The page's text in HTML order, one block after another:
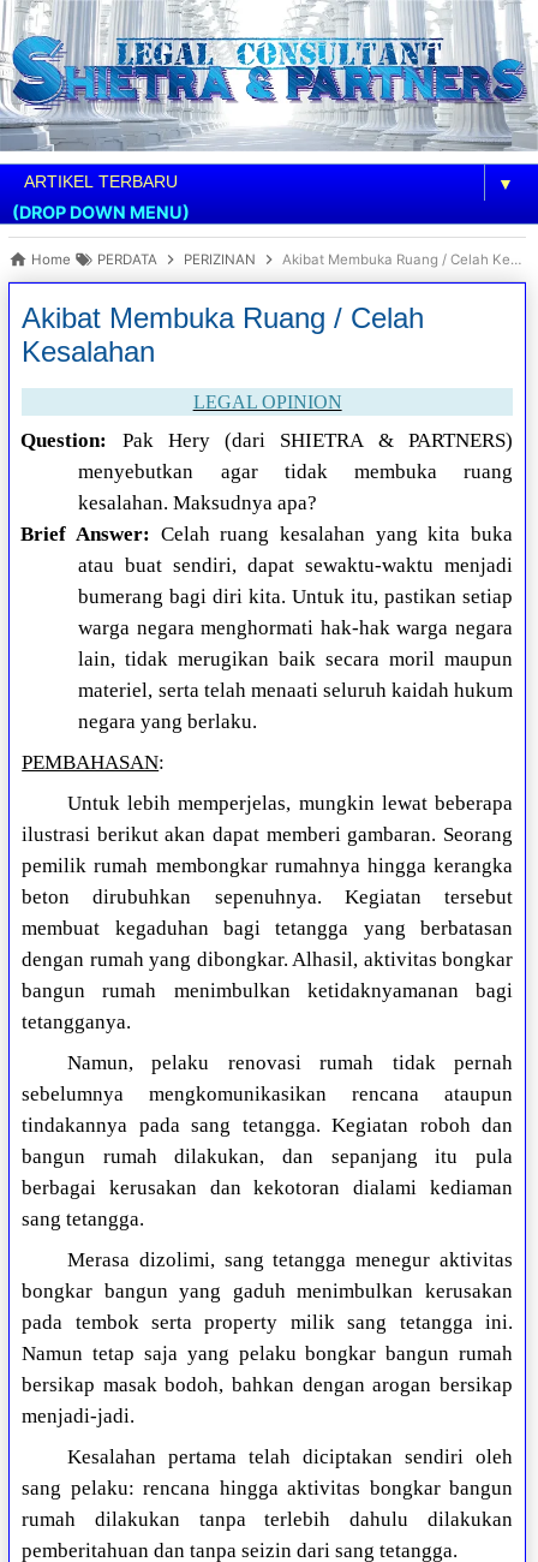
▼
(DROP DOWN MENU)
Home PERDATA PERIZINAN Akibat Membuka Ruang / Celah Kesalahan
Akibat Membuka Ruang / Celah
Kesalahan
LEGAL OPINION
Question:
Pak Hery (dari SHIETRA & PARTNERS)
menyebutkan agar tidak membuka ruang
kesalahan. Maksudnya apa?
Brief Answer: Celah ruang kesalahan yang kita buka
atau buat sendiri, dapat sewaktu-waktu menjadi
bumerang bagi diri kita. Untuk itu, pastikan setiap
warga negara menghormati hak-hak warga negara
lain, tidak merugikan baik secara moril maupun
materiel, serta telah menaati seluruh kaidah hukum
negara yang berlaku.
PEMBAHASAN:
Untuk lebih memperjelas, mungkin lewat beberapa
ilustrasi berikut akan dapat memberi gambaran. Seorang
pemilik rumah membongkar rumahnya hingga kerangka
beton dirubuhkan sepenuhnya. Kegiatan tersebut
membuat kegaduhan bagi tetangga yang berbatasan
dengan rumah yang dibongkar. Alhasil, aktivitas bongkar
bangun rumah menimbulkan ketidaknyamanan bagi
tetangganya.
Namun, pelaku renovasi rumah tidak pernah
sebelumnya mengkomunikasikan rencana ataupun
tindakannya pada sang tetangga. Kegiatan roboh dan
bangun rumah dilakukan, dan sepanjang itu pula
berbagai kerusakan dan kekotoran dialami kediaman
sang tetangga.
Merasa dizolimi, sang tetangga menegur aktivitas
bongkar bangun yang gaduh menimbulkan kerusakan
pada tembok serta property milik sang tetangga ini.
Namun tetap saja yang pelaku bongkar bangun rumah
bersikap masak bodoh, bahkan dengan arogan bersikap
menjadi-jadi.
Kesalahan pertama telah diciptakan sendiri oleh
sang pelaku: rencana hingga aktivitas bongkar bangun
rumah dilakukan tanpa terlebih dahulu dilakukan
pemberitahuan dan tanpa seizin dari sang tetangga.